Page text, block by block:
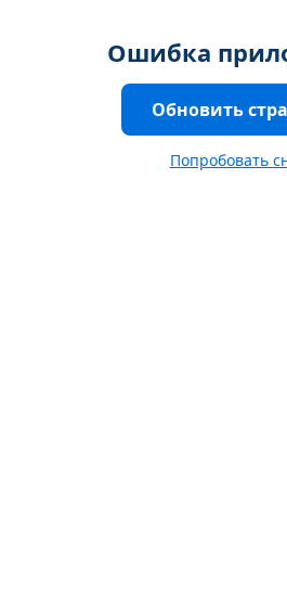
Ошибка
Обновить
Попробовать